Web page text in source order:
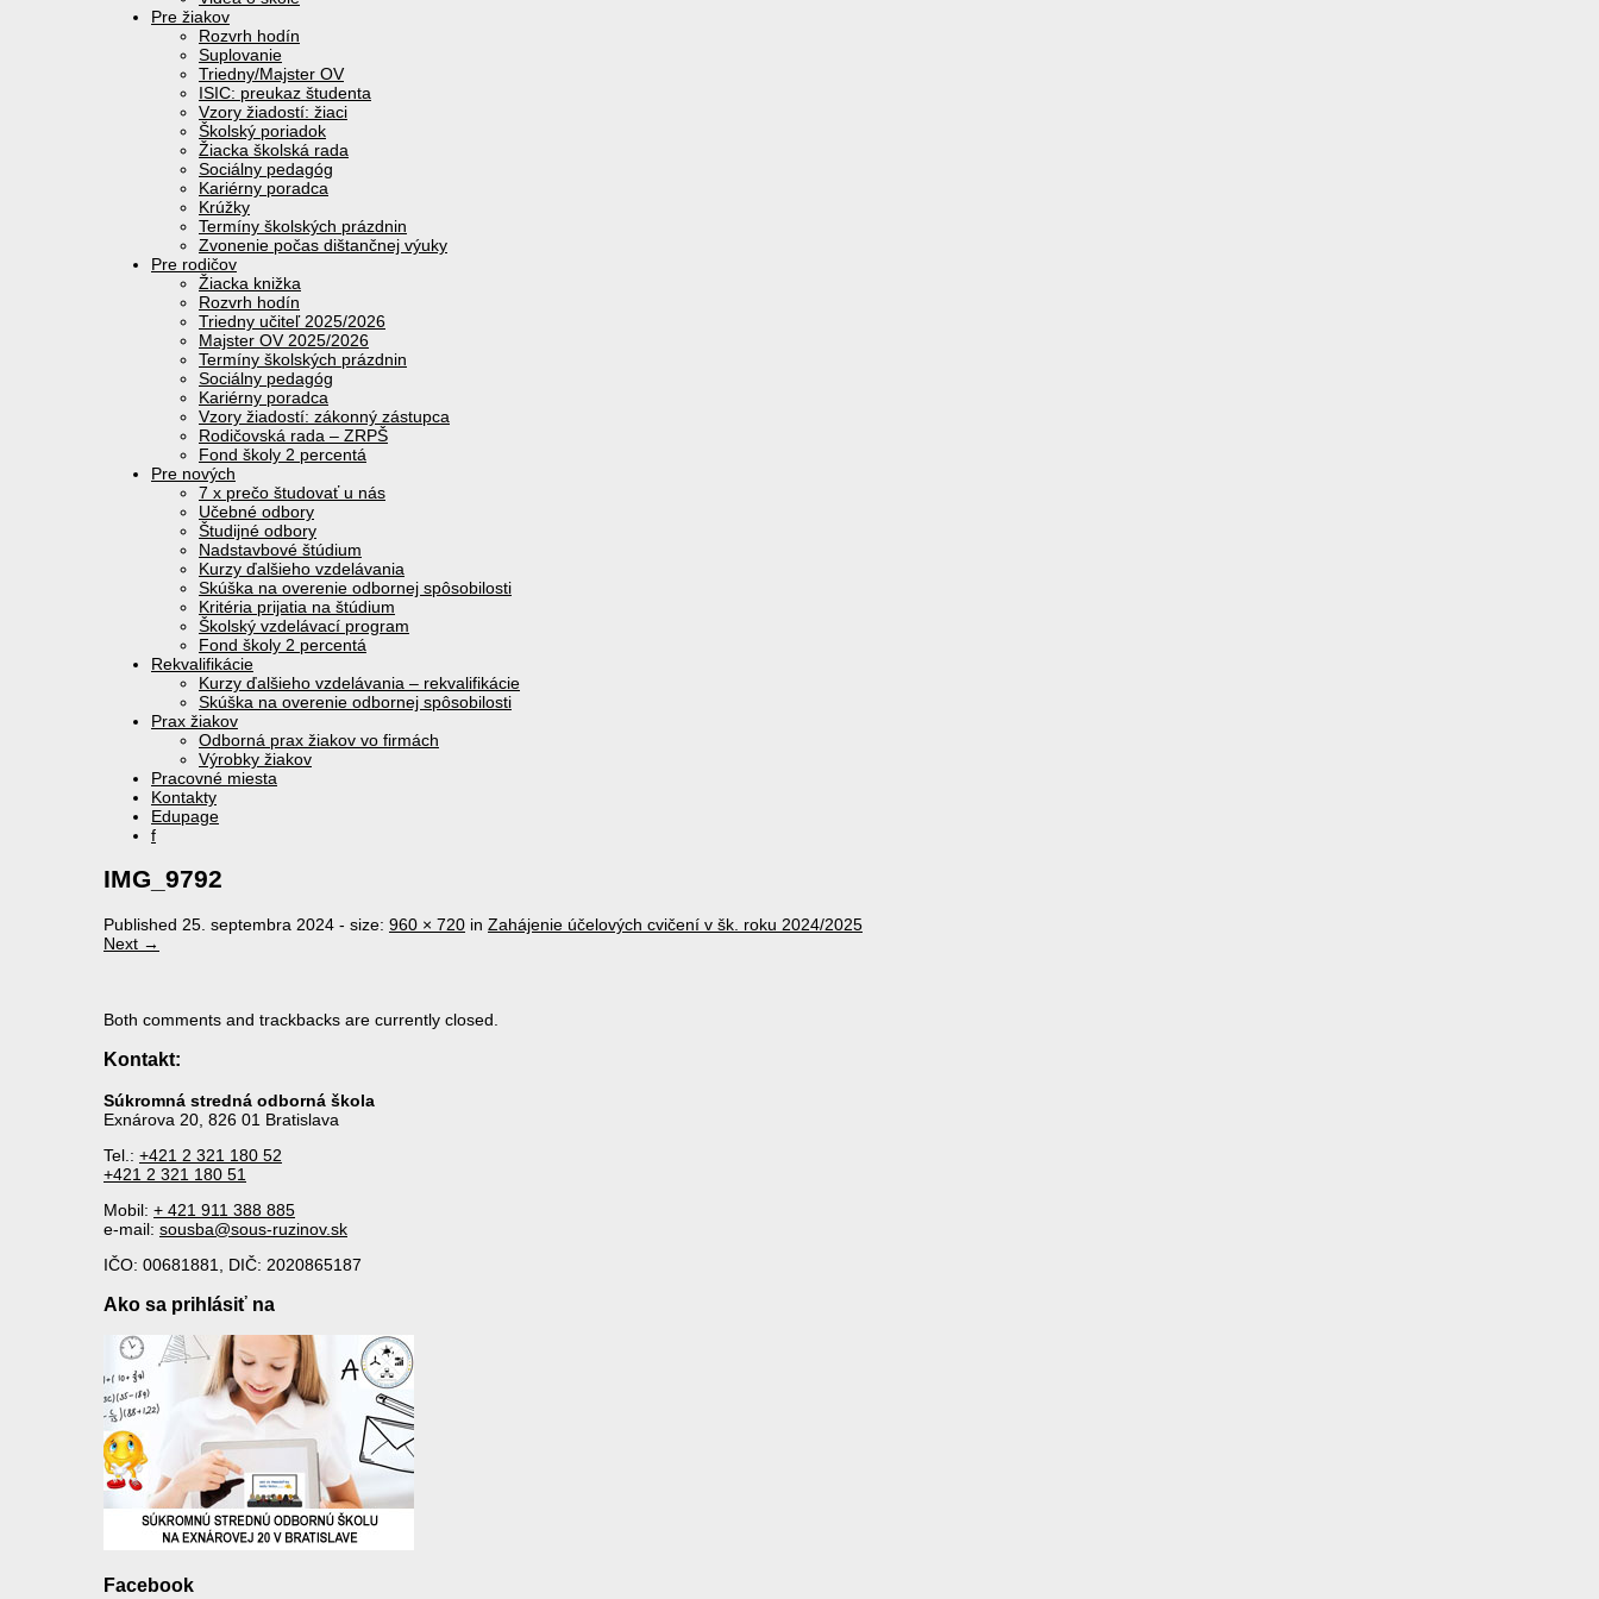
Pre žiakov
Rozvrh hodín
Suplovanie
Triedny/Majster OV
ISIC: preukaz študenta
Vzory žiadostí: žiaci
Školský poriadok
Žiacka školská rada
Sociálny pedagóg
Kariérny poradca
Krúžky
Termíny školských prázdnin
Zvonenie počas dištančnej výuky
Pre rodičov
Žiacka knižka
Rozvrh hodín
Triedny učiteľ 2025/2026
Majster OV 2025/2026
Termíny školských prázdnin
Sociálny pedagóg
Kariérny poradca
Vzory žiadostí: zákonný zástupca
Rodičovská rada – ZRPŠ
Fond školy 2 percentá
Pre nových
7 x prečo študovať u nás
Učebné odbory
Študijné odbory
Nadstavbové štúdium
Kurzy ďalšieho vzdelávania
Skúška na overenie odbornej spôsobilosti
Kritéria prijatia na štúdium
Školský vzdelávací program
Fond školy 2 percentá
Rekvalifikácie
Kurzy ďalšieho vzdelávania – rekvalifikácie
Skúška na overenie odbornej spôsobilosti
Prax žiakov
Odborná prax žiakov vo firmách
Výrobky žiakov
Pracovné miesta
Kontakty
Edupage
f
IMG_9792
Published 25. septembra 2024 - size: 960 × 720 in Zahájenie účelových cvičení v šk. roku 2024/2025
Next →
Both comments and trackbacks are currently closed.
Kontakt:
Súkromná stredná odborná škola
Exnárova 20, 826 01 Bratislava
Tel.: +421 2 321 180 52
+421 2 321 180 51
Mobil: + 421 911 388 885
e-mail: sousba@sous-ruzinov.sk
IČO: 00681881, DIČ: 2020865187
Ako sa prihlásiť na
Facebook